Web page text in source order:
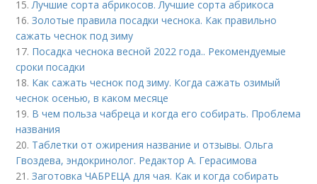
15.Лучшие сорта абрикосов. Лучшие сорта абрикоса
16.Золотые правила посадки чеснока. Как правильно
сажать чеснок под зиму
17. Посадка чеснока весной 2022 года.. Рекомендуемые
сроки посадки
18. Как сажать чеснок под зиму. Когда сажать озимый
чеснок осенью, в каком месяце
19. В чем польза чабреца и когда его собирать. Проблема
названия
20. Таблетки от ожирения название и отзывы. Ольга
Гвоздева, эндокринолог. Редактор А. Герасимова
21.Заготовка ЧАБРЕЦА для чая. Как и когда собирать